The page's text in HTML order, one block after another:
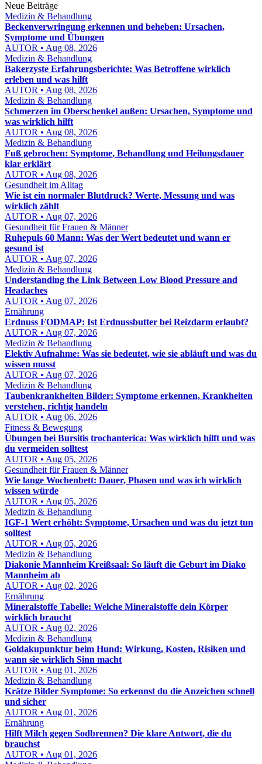
Neue Beiträge
Medizin & Behandlung
Beckenverwringung erkennen und beheben: Ursachen,
Symptome und Übungen
AUTOR • Aug 08, 2026
Medizin & Behandlung
Bakerzyste Erfahrungsberichte: Was Betroffene wirklich
erleben und was hilft
AUTOR • Aug 08, 2026
Medizin & Behandlung
Schmerzen im Oberschenkel außen: Ursachen, Symptome und
was wirklich hilft
AUTOR • Aug 08, 2026
Medizin & Behandlung
Fuß gebrochen: Symptome, Behandlung und Heilungsdauer
klar erklärt
AUTOR • Aug 08, 2026
Gesundheit im Alltag
Wie ist ein normaler Blutdruck? Werte, Messung und was
wirklich zählt
AUTOR • Aug 07, 2026
Gesundheit für Frauen & Männer
Ruhepuls 60 Mann: Was der Wert bedeutet und wann er
gesund ist
AUTOR • Aug 07, 2026
Medizin & Behandlung
Understanding the Link Between Low Blood Pressure and
Headaches
AUTOR • Aug 07, 2026
Ernährung
Erdnuss FODMAP: Ist Erdnussbutter bei Reizdarm erlaubt?
AUTOR • Aug 07, 2026
Medizin & Behandlung
Elektiv Aufnahme: Was sie bedeutet, wie sie abläuft und was du
wissen musst
AUTOR • Aug 07, 2026
Medizin & Behandlung
Taubenkrankheiten Bilder: Symptome erkennen, Krankheiten
verstehen, richtig handeln
AUTOR • Aug 06, 2026
Fitness & Bewegung
Übungen bei Bursitis trochanterica: Was wirklich hilft und was
du vermeiden solltest
AUTOR • Aug 05, 2026
Gesundheit für Frauen & Männer
Wie lange Wochenbett: Dauer, Phasen und was ich wirklich
wissen würde
AUTOR • Aug 05, 2026
Medizin & Behandlung
IGF-1 Wert erhöht: Symptome, Ursachen und was du jetzt tun
solltest
AUTOR • Aug 05, 2026
Medizin & Behandlung
Diakonie Mannheim Kreißsaal: So läuft die Geburt im Diako
Mannheim ab
AUTOR • Aug 02, 2026
Ernährung
Mineralstoffe Tabelle: Welche Mineralstoffe dein Körper
wirklich braucht
AUTOR • Aug 02, 2026
Medizin & Behandlung
Goldakupunktur beim Hund: Wirkung, Kosten, Risiken und
wann sie wirklich Sinn macht
AUTOR • Aug 01, 2026
Medizin & Behandlung
Krätze Bilder Symptome: So erkennst du die Anzeichen schnell
und sicher
AUTOR • Aug 01, 2026
Ernährung
Hilft Milch gegen Sodbrennen? Die klare Antwort, die du
brauchst
AUTOR • Aug 01, 2026